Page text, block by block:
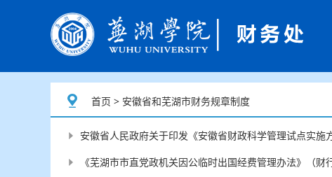
首页 > 安徽省和芜湖市财务规章制度
安徽省人民政府关于印发《安徽省财政科学管理试点实施
《芜湖市市直党政机关因公临时出国经费管理办法》（财